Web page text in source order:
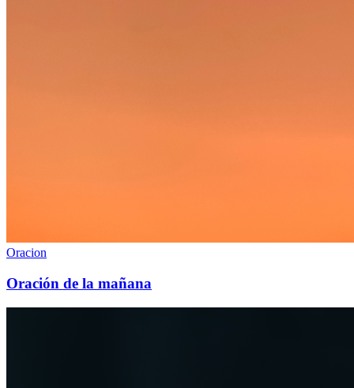
Oracion
Oración de la mañana